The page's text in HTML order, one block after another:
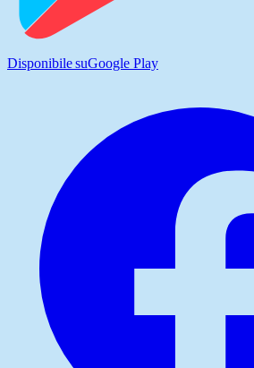
Disponibile suGoogle Play